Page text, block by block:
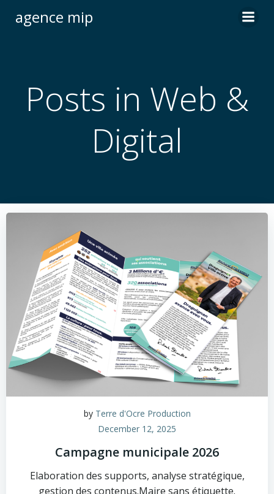
agence mip
Posts in Web &
Digital
by Terre d'Ocre Production
December 12, 2025
Campagne municipale 2026
Elaboration des supports, analyse stratégique,
gestion des contenus.Maire sans étiquette.